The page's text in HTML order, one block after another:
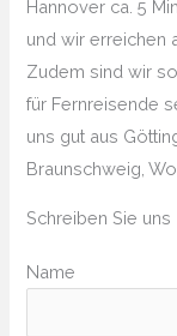
Hannover ca. 5
und wir erreichen
Zudem sind wir
für Fernreisende
uns gut aus
Braunschweig,
Schreiben Sie uns
Bitte lasse dieses
Name